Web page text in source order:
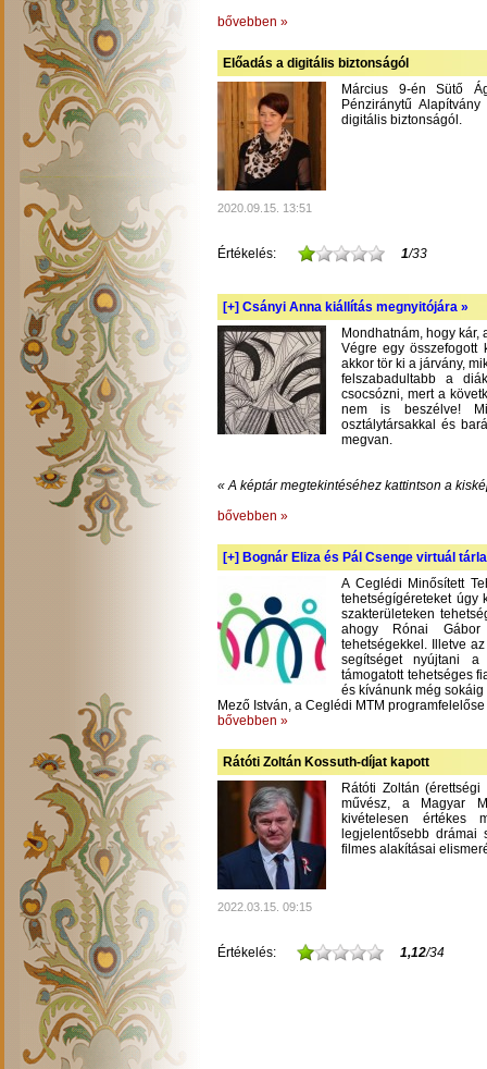
bővebben »
Előadás a digitális biztonságól
Március 9-én Sütő
Pénziránytű
digitális biztonságól.
2020.09.15. 13:51
Értékelés: 1/33
[+] Csányi Anna kiállítás megnyitójára »
Mondhatnám, hogy kár,
Végre egy összefogott
akkor tör ki a járvány,
felszabadultabb a
csocsózni, mert a
nem is beszélve!
osztálytársakkal és
megvan.
« A képtár megtekintéséhez kattintson a
bővebben »
[+] Bognár Eliza és Pál Csenge virtuál
A Ceglédi Minősített
tehetségígéreteket úgy
szakterületeken
ahogy Rónai Gábor
tehetségekkel. Illetve
segítséget nyújtani a
támogatott tehetséges
és kívánunk még
Mező István, a Ceglédi MTM programfelelőse
bővebben »
Rátóti Zoltán Kossuth-díjat kapott
Rátóti Zoltán
művész, a Magyar
kivételesen értékes
legjelentősebb drámai
filmes alakításai
2022.03.15. 09:15
Értékelés: 1,12/34